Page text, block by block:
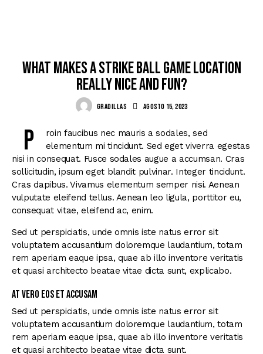
What makes a strike ball game location
really nice and fun?
GRADILLAS agosto 15, 2023
P
roin faucibus nec mauris a sodales, sed
elementum mi tincidunt. Sed eget viverra egestas
nisi in consequat. Fusce sodales augue a accumsan. Cras
sollicitudin, ipsum eget blandit pulvinar. Integer tincidunt.
Cras dapibus. Vivamus elementum semper nisi. Aenean
vulputate eleifend tellus. Aenean leo ligula, porttitor eu,
consequat vitae, eleifend ac, enim.
Sed ut perspiciatis, unde omnis iste natus error sit
voluptatem accusantium doloremque laudantium, totam
rem aperiam eaque ipsa, quae ab illo inventore veritatis
et quasi architecto beatae vitae dicta sunt, explicabo.
At vero eos et accusam
Sed ut perspiciatis, unde omnis iste natus error sit
voluptatem accusantium doloremque laudantium, totam
rem aperiam eaque ipsa, quae ab illo inventore veritatis
et quasi architecto beatae vitae dicta sunt.